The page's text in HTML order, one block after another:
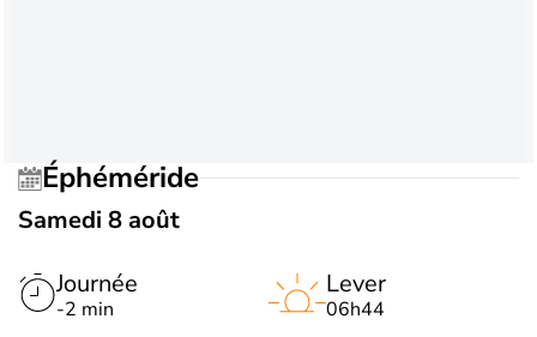
Éphéméride
Samedi 8 août
Journée
-2 min
Lever
06h44